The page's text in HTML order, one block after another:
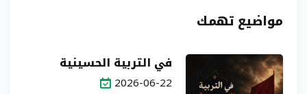
مواضيع تهمك
في التربية الحسينية
2026-06-22